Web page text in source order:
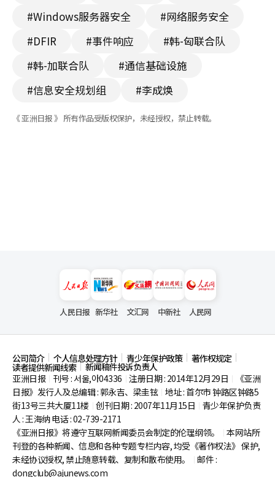
#Windows服务器安全
#网络服务安全
#DFIR
#事件响应
#韩-匈联合队
#韩-加联合队
#通信基础设施
#信息安全规划组
#李成焕
《 亚洲日报 》 所有作品受版权保护，未经授权，禁止转载。
人民日报 新华社 文汇网 中新社 人民网
公司简介 个人信息处理方针 青少年保护政策 著作权规定
读者提供新闻线索
新闻稿件投诉负责人
亚洲日报
刊号 : 서울,아04336 注册日期 : 2014年12月29日
《亚洲
日报》发行人及总编辑 : 郭永吉、梁圭铉 地址 : 首尔市钟路区钟路5
街13号三共大厦11楼 创刊日期 : 2007年11月15日
青少年保护负责
人 : 王海纳 电话 : 02-739-2171
《亚洲日报》将遵守互联网新闻委员会制定的伦理纲领。
本网站所
刊登的各种新闻、信息和各种专题专栏内容, 均受《著作权法》 保护,
未经协议授权, 禁止随意转载、复制和散布使用。
邮件 :
dongclub@ajunews.com